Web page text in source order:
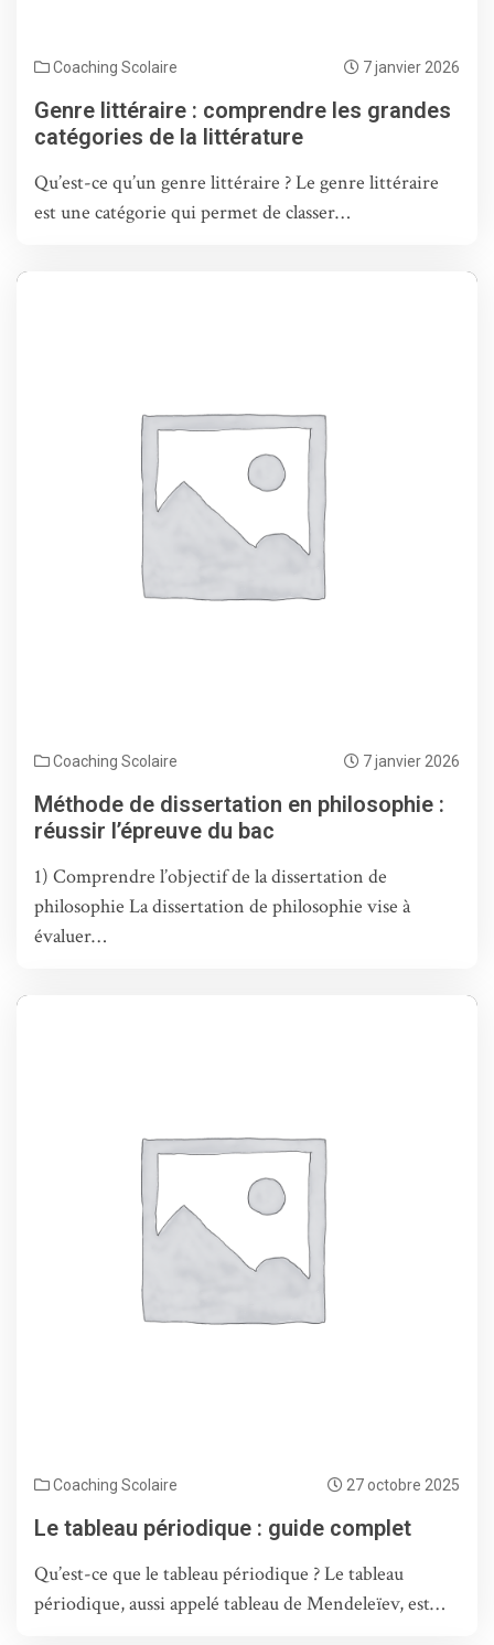
Coaching Scolaire 7 janvier 2026
Genre littéraire : comprendre les grandes
catégories de la littérature
Qu’est-ce qu’un genre littéraire ? Le genre littéraire
est une catégorie qui permet de classer…
Coaching Scolaire 7 janvier 2026
Méthode de dissertation en philosophie :
réussir l’épreuve du bac
1) Comprendre l’objectif de la dissertation de
philosophie La dissertation de philosophie vise à
évaluer…
Coaching Scolaire 27 octobre 2025
Le tableau périodique : guide complet
Qu’est-ce que le tableau périodique ? Le tableau
périodique, aussi appelé tableau de Mendeleïev, est…